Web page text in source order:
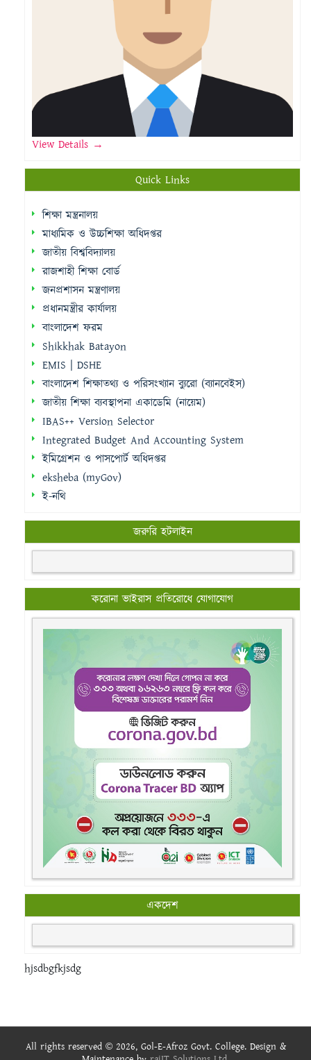
View Details →
শিক্ষা মন্ত্রনালয়
মাধ্যমিক ও উচ্চশিক্ষা অধিদপ্তর
জাতীয় বিশ্ববিদ্যালয়
রাজশাহী শিক্ষা বোর্ড
জনপ্রশাসন মন্ত্রণালয়
প্রধানমন্ত্রীর কার্যালয়
বাংলাদেশ ফরম
Shikkhak Batayon
EMIS | DSHE
বাংলাদেশ শিক্ষাতথ্য ও পরিসংখ্যান ব্যুরো (ব্যানবেইস)
জাতীয় শিক্ষা ব্যবস্থাপনা একাডেমি (নায়েম)
IBAS++ Version Selector
Integrated Budget And Accounting System
ইমিগ্রেশন ও পাসপোর্ট অধিদপ্তর
eksheba (myGov)
ই-নথি
করোনা ভাইরাস প্রতিরোধে যোগাযোগ